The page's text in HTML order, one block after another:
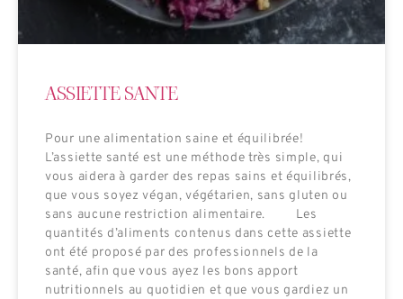
ASSIETTE SANTE
Pour une alimentation saine et équilibrée!
L’assiette santé est une méthode très simple, qui
vous aidera à garder des repas sains et équilibrés,
que vous soyez végan, végétarien, sans gluten ou
sans aucune restriction alimentaire. Les
quantités d’aliments contenus dans cette assiette
ont été proposé par des professionnels de la
santé, afin que vous ayez les bons apport
nutritionnels au quotidien et que vous gardiez un